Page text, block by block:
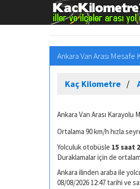
Ankara Van Arası
Kaç Kilometre
Ankara Van Arası Karayolu
Ortalama 90 km/h hızla
Yolculuk otobüsle 15 saat
Duraklamalar için de
Ankara ilinden araba ile
08/08/2026 12:47 tarihi ve